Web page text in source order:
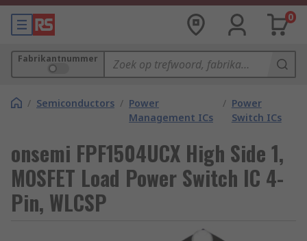
0
Fabrikantnummer
/ Semiconductors / Power
Management ICs
/ Power
Switch ICs
onsemi FPF1504UCX High Side 1,
MOSFET Load Power Switch IC 4-
Pin, WLCSP